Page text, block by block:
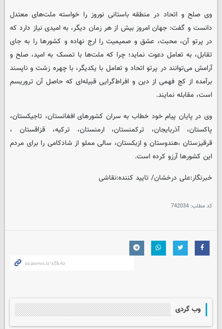
وی صلح و اتحاد در منطقه باستانی نوروز را خواسته ملت‌های معتدل
دانست و گفت: جهان امروز بیش از هر زمان دیگر، به امیدی نیاز دارد که
در پرتو آن، محبت، عشق و صمیمیت را ارج نهاده و کشورها را به جای
تقابل، به تعامل دعوت نماید؛ چرا که ملت‌ها با تمسک به امید، صلح و
آرامش می‌توانند در پرتو اتحاد و تعامل با یکدیگر، با چهره زشت و ناپسند
برآمده از کج فهمی از دین و افراط‌گرایی قبیله‌ای که حاصل آن تروریسم
است، مقابله نمایند.
وی در پایان پیام خود خطاب به سران کشورهای افغانستان، تاجیکستان،
پاکستان، آذربایجان، ترکمنستان، ارمنستان، ترکیه، قزاقستان ،
قرقیزستان ،هندوستان و ازبکستان، سالی مملو از شادکامی را برای مردم
این کشورها آرزو کرده است.
خبرنگار:علی درخشان/ تایید کننده:نقاشی
کد مطلب: 742034
وب گردی